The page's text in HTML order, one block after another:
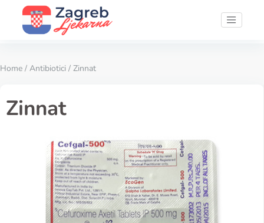
Home / Antibiotici / Zinnat
Zinnat